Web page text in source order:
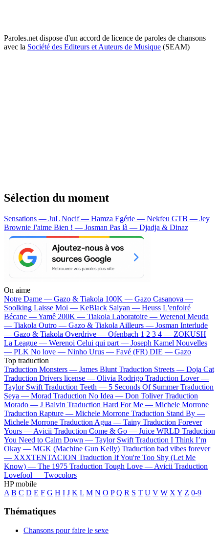
Paroles.net dispose d'un accord de licence de paroles de chansons
avec la Société des Editeurs et Auteurs de Musique (SEAM)
Sélection du moment
Sensations — JuL Nocif — Hamza Egérie — Nekfeu GTB — Jey
Brownie J'aime Bien ! — Josman Pas là — Djadja & Dinaz
On aime
Notre Dame — Gazo & Tiakola 100K — Gazo Casanova —
Soolking Laisse Moi — KeBlack Saiyan — Heuss L'enfoiré
Bécane —Yamê 200K — Tiakola Laboratoire — Werenoi Meuda
— Tiakola Outro — Gazo & Tiakola Ailleurs — Josman Interlude
— Gazo & Tiakola Overdrive — Ofenbach 1 2 3 4 — ZOKUSH
La League — Werenoi Celui qui part — Joseph Kamel Nouvelles
— PLK No love — Ninho Urus — Favé (FR) DIE — Gazo
Top traduction
Traduction Monsters — James Blunt Traduction Streets — Doja Cat
Traduction Drivers license — Olivia Rodrigo Traduction Lover —
Taylor Swift Traduction Teeth — 5 Seconds Of Summer Traduction
Seya — Morad Traduction No Idea — Don Toliver Traduction
Morado — J Balvin Traduction Hard For Me — Michele Morrone
Traduction Rapture — Michele Morrone Traduction Stand By —
Michele Morrone Traduction Agua — Tainy Traduction Forever
Yours — Avicii Traduction Come & Go — Juice WRLD Traduction
You Need to Calm Down — Taylor Swift Traduction I Think I’m
Okay — MGK (Machine Gun Kelly) Traduction bad vibes forever
— XXXTENTACION Traduction If You're Too Shy (Let Me
Know) — The 1975 Traduction Tough Love — Avicii Traduction
Lovefool — Twocolors
HP mobile
A B C D E F G H I J K L M N O P Q R S T U V W X Y Z 0-9
Thématiques
Chansons pour faire le sexe